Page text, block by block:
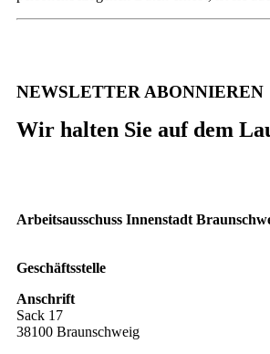
NEWSLETTER ABONNIEREN
Wir halten Sie auf dem
Arbeitsausschuss Innenstadt
Geschäftsstelle
Anschrift
Sack 17
38100 Braunschweig